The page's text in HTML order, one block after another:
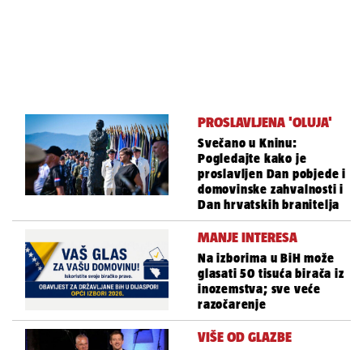
PROSLAVLJENA 'OLUJA'
Svečano u Kninu:
Pogledajte kako je
proslavljen Dan pobjede i
domovinske zahvalnosti i
Dan hrvatskih branitelja
MANJE INTERESA
Na izborima u BiH može
glasati 50 tisuća birača iz
inozemstva; sve veće
razočarenje
VIŠE OD GLAZBE